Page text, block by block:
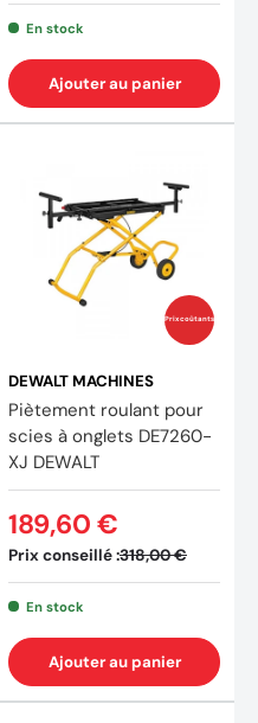
(1
En stock
Ajouter au panier
Prix coûtants
DEWALT MACHINES
Piètement roulant pour
scies à onglets DE7260-
XJ DEWALT
Prix conseillé :318,00 €
189,60 €
En stock
Ajouter au panier